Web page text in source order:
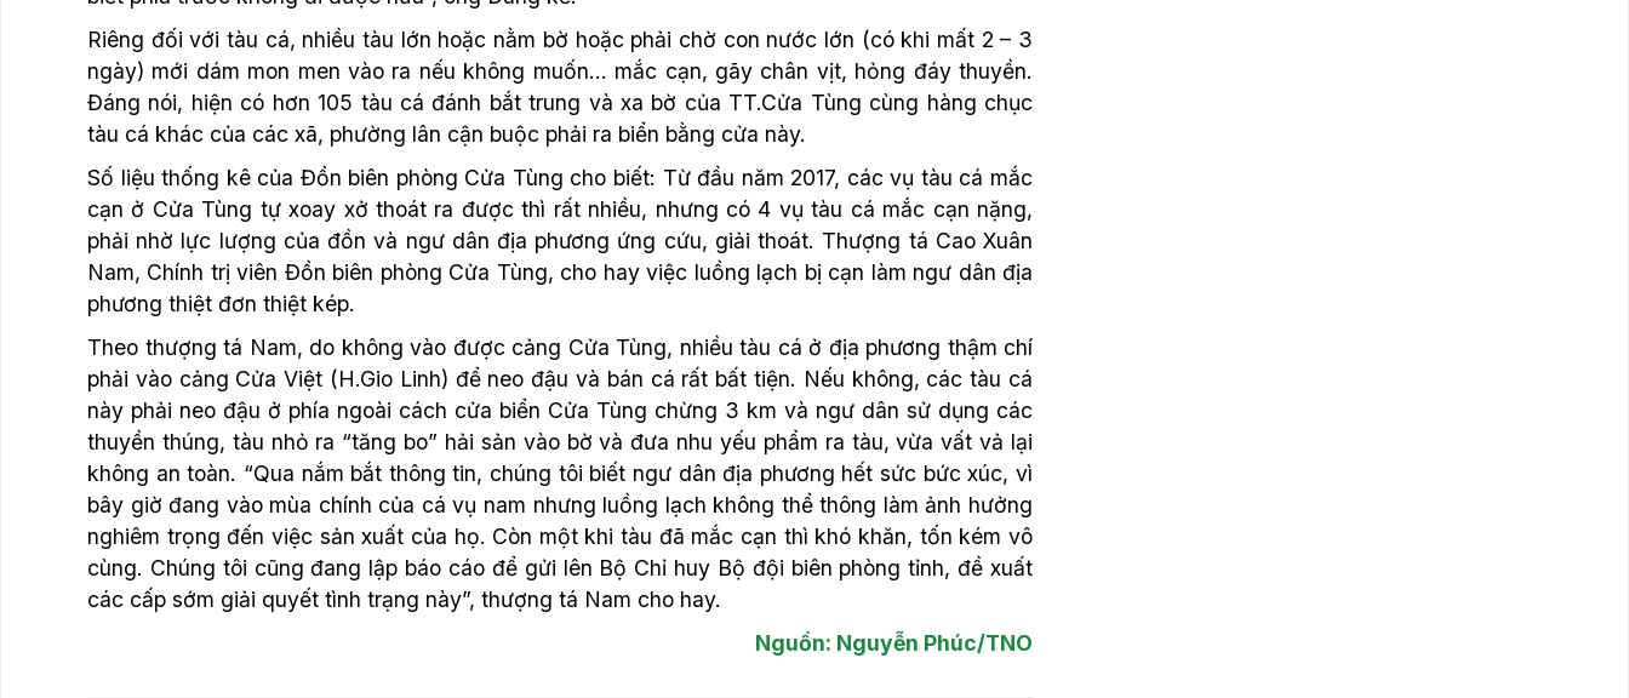
Riêng đối với tàu cá, nhiều tàu lớn hoặc nằm bờ hoặc phải chờ con nước lớn (có khi mất 2 – 3
ngày) mới dám mon men vào ra nếu không muốn… mắc cạn, gãy chân vịt, hỏng đáy thuyền.
Đáng nói, hiện có hơn 105 tàu cá đánh bắt trung và xa bờ của TT.Cửa Tùng cùng hàng chục
tàu cá khác của các xã, phường lân cận buộc phải ra biển bằng cửa này.
Số liệu thống kê của Đồn biên phòng Cửa Tùng cho biết: Từ đầu năm 2017, các vụ tàu cá mắc
cạn ở Cửa Tùng tự xoay xở thoát ra được thì rất nhiều, nhưng có 4 vụ tàu cá mắc cạn nặng,
phải nhờ lực lượng của đồn và ngư dân địa phương ứng cứu, giải thoát. Thượng tá Cao Xuân
Nam, Chính trị viên Đồn biên phòng Cửa Tùng, cho hay việc luồng lạch bị cạn làm ngư dân địa
phương thiệt đơn thiệt kép.
Theo thượng tá Nam, do không vào được cảng Cửa Tùng, nhiều tàu cá ở địa phương thậm chí
phải vào cảng Cửa Việt (H.Gio Linh) để neo đậu và bán cá rất bất tiện. Nếu không, các tàu cá
này phải neo đậu ở phía ngoài cách cửa biển Cửa Tùng chừng 3 km và ngư dân sử dụng các
thuyền thúng, tàu nhỏ ra “tăng bo” hải sản vào bờ và đưa nhu yếu phẩm ra tàu, vừa vất vả lại
không an toàn. “Qua nắm bắt thông tin, chúng tôi biết ngư dân địa phương hết sức bức xúc, vì
bây giờ đang vào mùa chính của cá vụ nam nhưng luồng lạch không thể thông làm ảnh hưởng
nghiêm trọng đến việc sản xuất của họ. Còn một khi tàu đã mắc cạn thì khó khăn, tốn kém vô
cùng. Chúng tôi cũng đang lập báo cáo để gửi lên Bộ Chỉ huy Bộ đội biên phòng tỉnh, đề xuất
các cấp sớm giải quyết tình trạng này”, thượng tá Nam cho hay.
Nguồn: Nguyễn Phúc/TNO